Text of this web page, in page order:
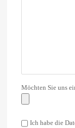
Möchten Sie uns
Ich habe die